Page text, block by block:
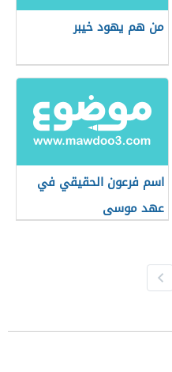
من هم يهود خيبر
اسم فرعون الحقيقي في
عهد موسى